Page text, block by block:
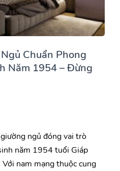
Chuẩn Phong
Năm 1954 – Đừng
ngủ đóng vai trò
năm 1954 tuổi Giáp
nam mạng thuộc cung